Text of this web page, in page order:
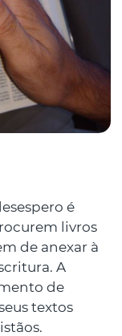
é
livros
de anexar à
A
de
textos